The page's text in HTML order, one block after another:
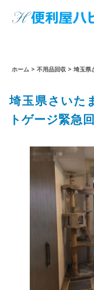
ホーム > 不用品回収 > 埼玉県
埼玉県さいた
トゲージ緊急